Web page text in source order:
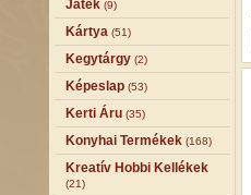
Játék (9)
Kártya (51)
Kegytárgy (2)
Képeslap (53)
Kerti Áru (35)
Konyhai Termékek (168)
Kreatív Hobbi Kellékek
(21)